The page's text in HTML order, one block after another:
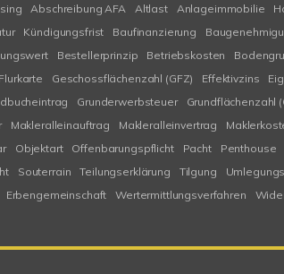
Abschreibung AFA Altlast Anlageimmobilie
Kündigungsfrist Baufinanzierung
Bestellerprinzip Betriebskosten
Flurkarte Geschossflächenzahl (GFZ) Effektivzins
Grunderwerbsteuer Grundflächenzahl
Makleralleinauftrag Makleralleinvertrag
Objektart Offenbarungspflicht Pacht Penthouse
Souterrain Teilungserklärung Tilgung
Erbengemeinschaft Wertermittlungsverfahren